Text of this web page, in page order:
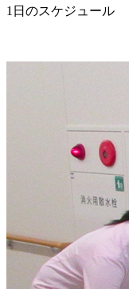
1日のスケジュール